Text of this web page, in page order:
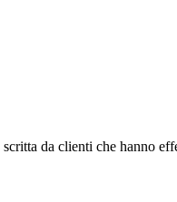
da clienti che hanno